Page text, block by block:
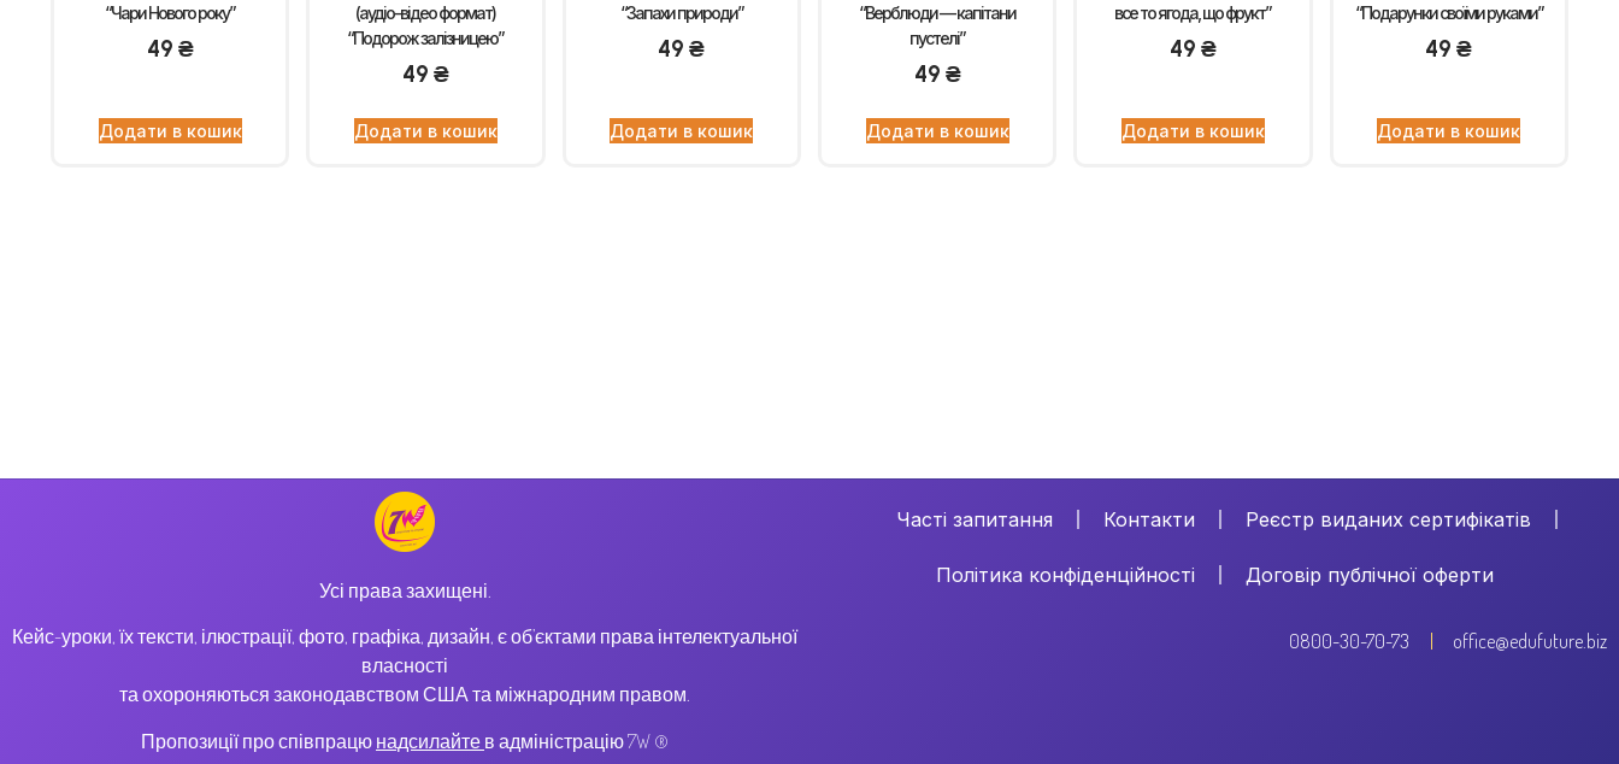
“Чари Нового року”
49 ₴
Додати в кошик
(аудіо-відео формат)
“Подорож залізницею”
49 ₴
Додати в кошик
“Запахи природи”
49₴
Додати в кошик
“Верблюди — капітани
пустелі”
49 ₴
Додати в кошик
все то ягода, що фрукт”
49 ₴
Додати в кошик
“Подарунки своїми руками”
49₴
Додати в кошик
Усі права захищені.
Кейс-уроки, їх тексти, ілюстрації, фото, графіка, дизайн, є об’єктами права інтелектуальної
власності
та охороняються законодавством США та міжнародним правом.
Пропозиції про співпрацю надсилайте в адміністрацію 7W ®
Часті запитання Контакти Реєстр виданих сертифікатів
Політика конфіденційності Договір публічної оферти
0800-30-70-73 office@edufuture.biz